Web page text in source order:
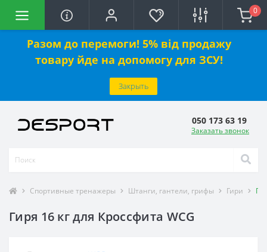
Разом до перемоги! 5% від продажу
товару йде на допомогу для ЗСУ!
Закрыть
0
050 173 63 19
Заказать звонок
Спортивные тренажеры Штанги, гантели, грифы Гири
Гиря 16 кг для Кроссфита WCG